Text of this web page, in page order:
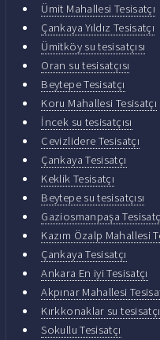
Ümit Mahallesi Tesisatçı
Çankaya Yıldız Tesisatçı
Ümitköy su tesisatçısı
Oran su tesisatçısı
Beytepe Tesisatçı
Koru Mahallesi Tesisatçı
İncek su tesisatçısı
Cevizlidere Tesisatçı
Çankaya Tesisatçı
Keklik Tesisatçı
Beytepe su tesisatçısı
Gaziosmanpaşa
Kazım Özalp Mahallesi
Çankaya Tesisatçı
Ankara En iyi Tesisatçı
Akpınar Mahallesi
Kırkkonaklar su
Sokullu Tesisatçı